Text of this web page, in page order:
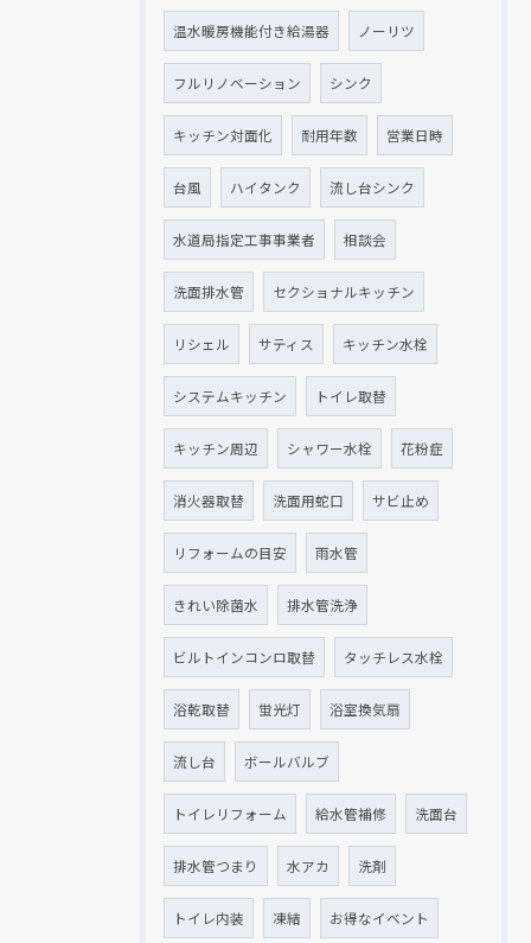
温水暖房機能付き給湯器 ノーリツ
フルリノベーション シンク
キッチン対面化 耐用年数 営業日時
台風 ハイタンク 流し台シンク
水道局指定工事事業者 相談会
洗面排水管 セクショナルキッチン
リシェル サティス キッチン水栓
システムキッチン トイレ取替
キッチン周辺 シャワー水栓 花粉症
消火器取替 洗面用蛇口 サビ止め
リフォームの目安 雨水管
きれい除菌水 排水管洗浄
ビルトインコンロ取替 タッチレス水栓
浴乾取替 蛍光灯 浴室換気扇
流し台 ボールバルブ
トイレリフォーム 給水管補修 洗面台
排水管つまり 水アカ 洗剤
トイレ内装 凍結 お得なイベント